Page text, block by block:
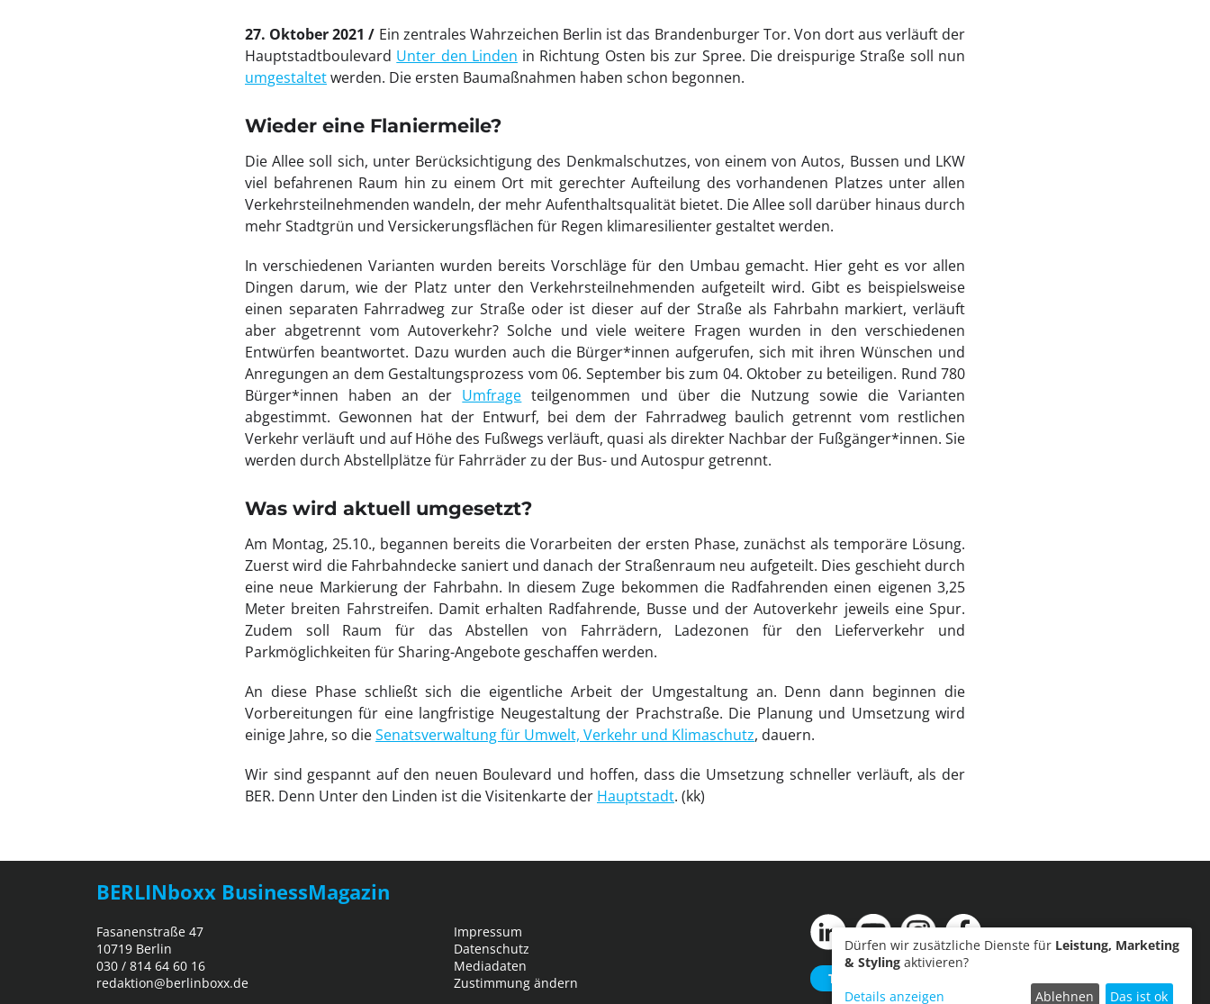
27. Oktober 2021
Ein zentrales Wahrzeichen Berlin ist das Brandenburger Tor. Von dort aus verläuft der
Hauptstadtboulevard Unter den Linden in Richtung Osten bis zur Spree. Die dreispurige Straße soll nun
umgestaltetwerden. Die ersten Baumaßnahmen haben schon begonnen.
Wieder eine Flaniermeile?
Die Allee soll sich, unter Berücksichtigung des Denkmalschutzes, von einem von Autos, Bussen und LKW
viel befahrenen Raum hin zu einem Ort mit gerechter Aufteilung des vorhandenen Platzes unter allen
Verkehrsteilnehmenden wandeln, der mehr Aufenthaltsqualität bietet. Die Allee soll darüber hinaus durch
mehr Stadtgrün und Versickerungsflächen für Regen klimaresilienter gestaltet werden.
In verschiedenen Varianten wurden bereits Vorschläge für den Umbau gemacht. Hier geht es vor allen
Dingen darum, wie der Platz unter den Verkehrsteilnehmenden aufgeteilt wird. Gibt es beispielsweise
einen separaten Fahrradweg zur Straße oder ist dieser auf der Straße als Fahrbahn markiert, verläuft
aber abgetrennt vom Autoverkehr? Solche und viele weitere Fragen wurden in den verschiedenen
Entwürfen beantwortet. Dazu wurden auch die Bürger*innen aufgerufen, sich mit ihren Wünschen und
Anregungen an dem Gestaltungsprozess vom 06. September bis zum 04. Oktober zu beteiligen. Rund 780
Bürger*innen haben an der Umfrage teilgenommen und über die Nutzung sowie die Varianten
abgestimmt. Gewonnen hat der Entwurf, bei dem der Fahrradweg baulich getrennt vom restlichen
Verkehr verläuft und auf Höhe des Fußwegs verläuft, quasi als direkter Nachbar der Fußgänger*innen. Sie
werden durch Abstellplätze für Fahrräder zu der Bus- und Autospur getrennt.
Was wird aktuell umgesetzt?
Am Montag, 25.10., begannen bereits die Vorarbeiten der ersten Phase, zunächst als temporäre Lösung.
Zuerst wird die Fahrbahndecke saniert und danach der Straßenraum neu aufgeteilt. Dies geschieht durch
eine neue Markierung der Fahrbahn. In diesem Zuge bekommen die Radfahrenden einen eigenen 3,25
Meter breiten Fahrstreifen. Damit erhalten Radfahrende, Busse und der Autoverkehr jeweils eine Spur.
Zudem soll Raum für das Abstellen von Fahrrädern, Ladezonen für den Lieferverkehr und
Parkmöglichkeiten für Sharing-Angebote geschaffen werden.
An diese Phase schließt sich die eigentliche Arbeit der Umgestaltung an. Denn dann beginnen die
Vorbereitungen für eine langfristige Neugestaltung der Prachstraße. Die Planung und Umsetzung wird
einige Jahre, so dieSenatsverwaltung für Umwelt, Verkehr und Klimaschutz, dauern.
Wir sind gespannt auf den neuen Boulevard und hoffen, dass die Umsetzung schneller verläuft, als der
BER. Denn Unter den Linden ist die Visitenkarte der Hauptstadt. (kk)
BERLINboxx BusinessMagazin
Fasanenstraße 47
10719 Berlin
030 / 814 64 60 16
redaktion@berlinboxx.de
Impressum
Datenschutz
Mediadaten
Zustimmung ändern
Termin einreichen
Dürfen wir zusätzliche Dienste für Leistung, Marketing
& Styling aktivieren?
Details anzeigen Ablehnen Das ist ok